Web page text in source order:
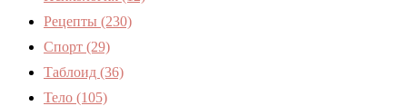
Рецепты (230)
Спорт (29)
Таблоид (36)
Тело (105)